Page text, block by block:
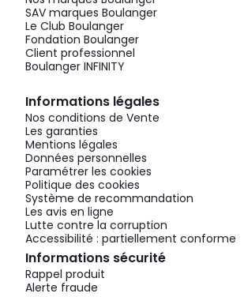
SAV marques Boulanger
Le Club Boulanger
Fondation Boulanger
Client professionnel
Boulanger INFINITY
Informations légales
Nos conditions de Vente
Les garanties
Mentions légales
Données personnelles
Paramétrer les cookies
Politique des cookies
Système de recommandation
Les avis en ligne
Lutte contre la corruption
Accessibilité : partiellement conforme
Informations sécurité
Rappel produit
Alerte fraude